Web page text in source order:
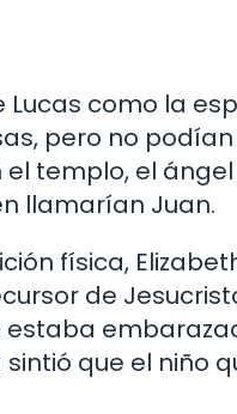
como la
pero no
templo, el
llamarían Juan.
física,
de
que el niño